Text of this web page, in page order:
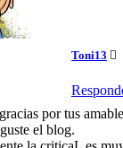
Toni13
por tus
el blog.